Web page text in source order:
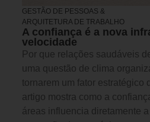
GESTÃO DE PESSOAS &
ARQUITETURA DE TRABALHO
A confiança é a nova
velocidade
Por que relações saudáveis
uma questão de clima
tornarem um fator estratégico
artigo mostra como a
áreas influencia diretamente